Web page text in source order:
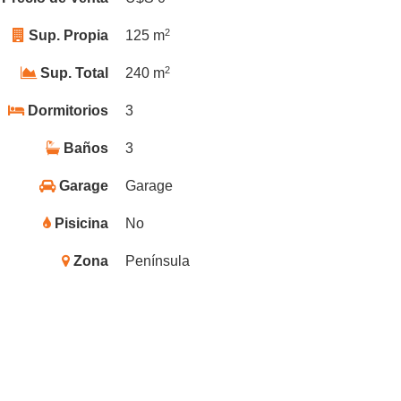
Sup. Propia 125 m2
Sup. Total 240 m2
Dormitorios 3
Baños 3
Garage Garage
Pisicina No
Zona Península